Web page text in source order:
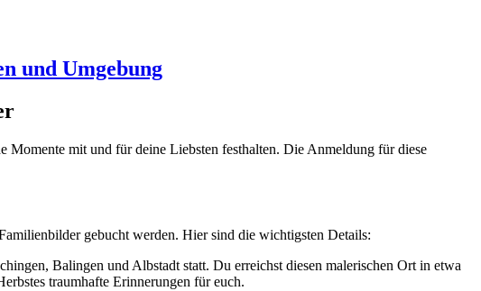
und Umgebung
Momente mit und für deine Liebsten festhalten. Die Anmeldung für diese
gebucht werden. Hier sind die wichtigsten Details:
Balingen und Albstadt statt. Du erreichst diesen malerischen Ort in etwa
traumhafte Erinnerungen für euch.